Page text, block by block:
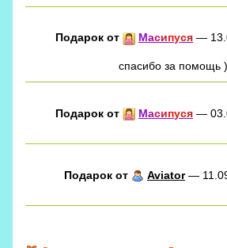
Подарок от Масипуся —
спасибо за помощь
Подарок от Масипуся —
Подарок от Aviator—